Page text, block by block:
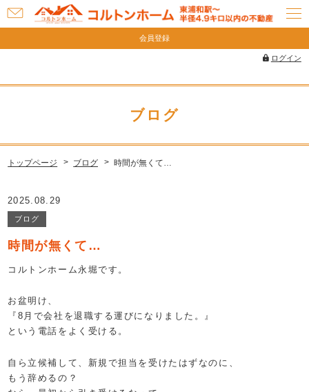
会員登録
ログイン
お
問
ブログ
トップページ ブログ 時間が無くて…
2025.08.29
ブログ
時間が無くて…
コルトンホーム永堀です。
お盆明け、
『8月で会社を退職する運びになりました。』
という電話をよく受ける。
自ら立候補して、新規で担当を受けたはずなのに、
もう辞めるの？